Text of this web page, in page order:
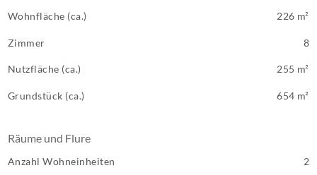
Wohnfläche (ca.) 226 m²
Zimmer 8
Nutzfläche (ca.) 255 m²
Grundstück (ca.) 654 m²
Räume und Flure
Anzahl Wohneinheiten 2